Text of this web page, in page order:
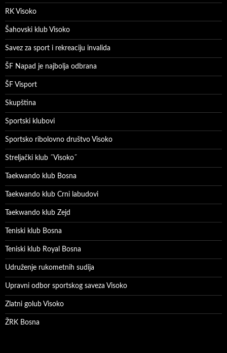
RK Visoko
Šahovski klub Visoko
Savez za sport i rekreaciju invalida
ŠF Napad je najbolja odbrana
ŠF Visport
Skupština
Sportski klubovi
Sportsko ribolovno društvo Visoko
Streljački klub ˝Visoko˝
Taekwando klub Bosna
Taekwando klub Crni labudovi
Taekwando klub Zejd
Teniski klub Bosna
Teniski klub Royal Bosna
Udruženje rukometnih sudija
Upravni odbor sportskog saveza Visoko
Zlatni golub Visoko
ŽRK Bosna